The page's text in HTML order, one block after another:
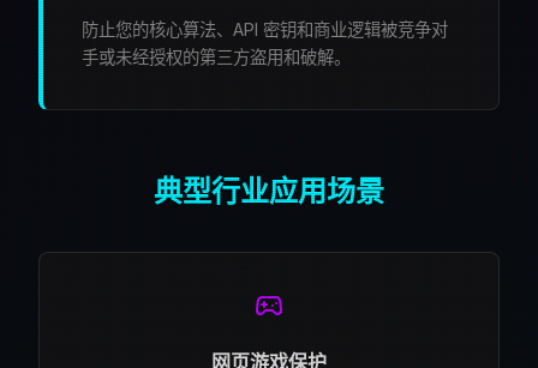
防止您的核心算法、API 密钥和商业逻辑被竞争对
手或未经授权的第三方盗用和破解。
典型行业应用场景
网页游戏保护